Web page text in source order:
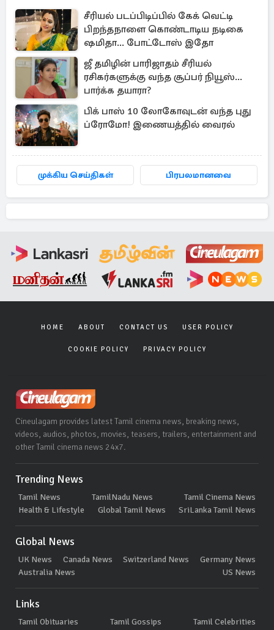
சீரியல் படப்பிடிப்பில் கேக் வெட்டி
பிறந்தநாளை கொண்டாடிய நடிகை
ஷமிதா... போட்டோஸ் இதோ
ஜீ தமிழின் பாரிஜாதம் சீரியல்
ரசிகர்களுக்கு வந்த சூப்பர் நியூஸ்...
பார்க்க தயாரா?
பிக் பாஸ் 10 லோகோவுடன் வந்த புது
ப்ரோமோ! இணையத்தில் வைரல்
முக்கிய செய்திகள் பிரபலமானவை
HOME ABOUT CONTACT US USER POLICY
COOKIE POLICY PRIVACY POLICY
Cineulagam provides latest Tamil cinema news, breaking news,
videos, audios, photos, movies, teasers, trailers, entertainment and
other Tamil cinema news 24x7.
Trending News
Tamil News TamilNadu News
Tamil Cinema News
Health & Lifestyle
Global Tamil News SriLanka Tamil News
Global News
UK News Canada News Switzerland News
Germany News
Australia News
US News
Links
Tamil Obituaries Tamil Gossips
Tamil Celebrities